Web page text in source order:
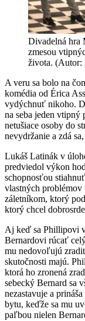
Divadelná hra
zmesou
života. (Autor:
A veru sa bolo na
komédia od Érica
vydýchnuť nikoho.
na seba jeden
netušiace osoby do
nevydržanie a zdá
Lukáš Latinák v
predviedol výkon
schopnosťou
vlastných problémov
záletníkom, ktorý
ktorý chcel
Aj keď sa Phillipovi
Bernardovi rúcať
mu nedovoľujú
skutočnosti majú.
ktorá ho zronená
sebecký Bernard sa
nezastavuje a
bytu, keďže sa mu
paľbou nielen